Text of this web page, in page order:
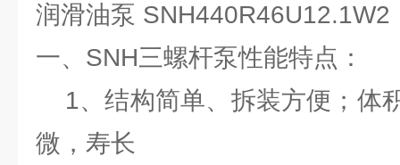
润滑油泵 SNH440R46U12.1W2
一、SNH三螺杆泵性能特点：
1、结构简单、拆装方便；体
微，寿长